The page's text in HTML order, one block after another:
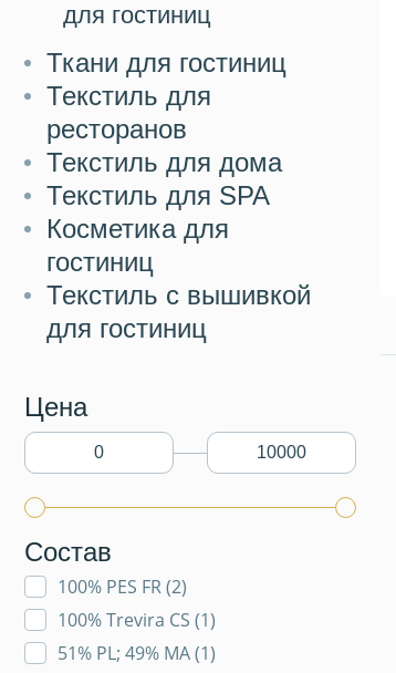
для гостиниц
Ткани для гостиниц
Текстиль для
ресторанов
Текстиль для дома
Текстиль для SPA
Косметика для
гостиниц
Текстиль с вышивкой
для гостиниц
Цена
Состав
100% PES FR (2)
100% Trevira CS (1)
51% PL; 49% MA (1)